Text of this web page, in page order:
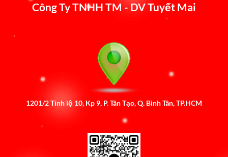
Công Ty TNHH TM - DV Tuyết Mai
1201/2 Tỉnh lộ 10, Kp 9, P. Tân Tạo, Q. Bình Tân, TP.HCM